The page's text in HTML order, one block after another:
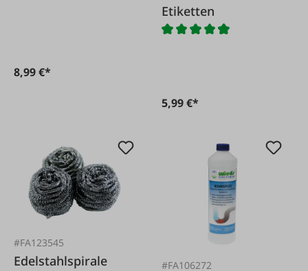
8,99 €*
Etiketten
5,99 €*
#FA123545
Edelstahlspirale
#FA106272